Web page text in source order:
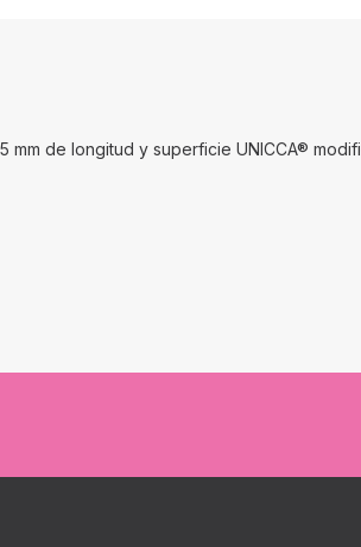
mm de longitud y superficie UNICCA®